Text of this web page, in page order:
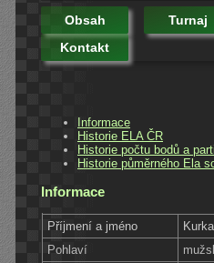
Obsah Turnaj
Kontakt
Informace
Historie ELA ČR
Historie počtu bodů a
Historie půměrného Ela
Informace
Příjmení a jméno
Pohlaví